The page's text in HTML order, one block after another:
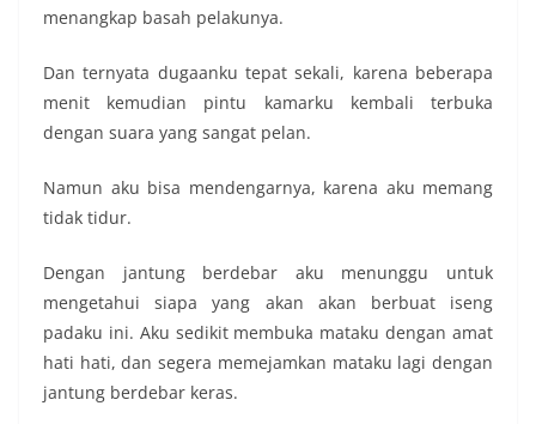
menangkap basah pelakunya.
Dan ternyata dugaanku tepat sekali, karena beberapa
menit kemudian pintu kamarku kembali terbuka
dengan suara yang sangat pelan.
Namun aku bisa mendengarnya, karena aku memang
tidak tidur.
Dengan jantung berdebar aku menunggu untuk
mengetahui siapa yang akan akan berbuat iseng
padaku ini. Aku sedikit membuka mataku dengan amat
hati hati, dan segera memejamkan mataku lagi dengan
jantung berdebar keras.